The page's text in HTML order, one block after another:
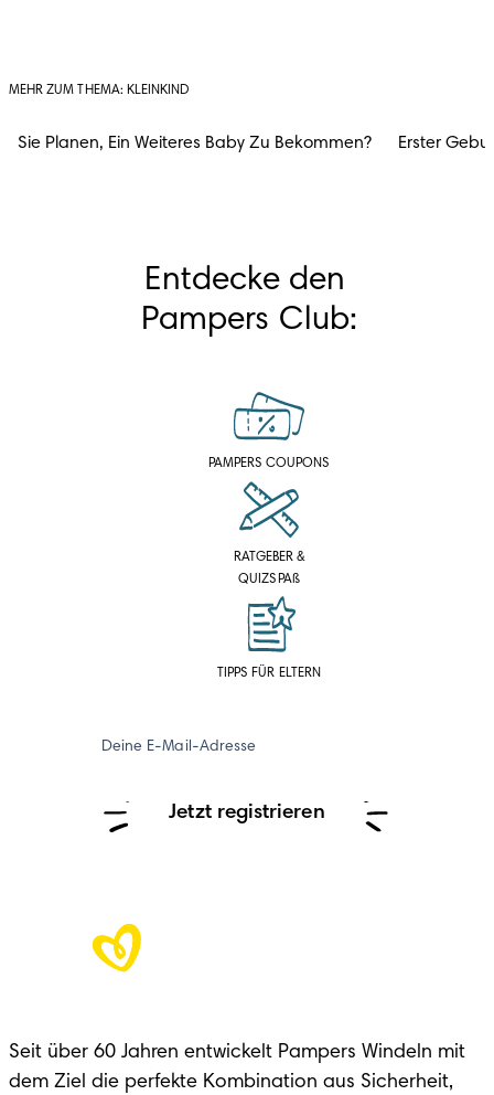
MEHR ZUM THEMA: KLEINKIND
Sie Planen, Ein Weiteres Baby Zu Bekommen? Erster
Entdecke den
Pampers Club:
PAMPERS COUPONS
RATGEBER &
QUIZSPAß
TIPPS FÜR ELTERN
Deine E-Mail-Adresse
Jetzt registrieren
Seit über 60 Jahren entwickelt Pampers Windeln mit
dem Ziel die perfekte Kombination aus Sicherheit,